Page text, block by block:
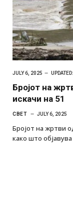
JULY 6, 2025 UPDATED:
Бројот на
искачи на 51
СВЕТ JULY 6, 2025
Бројот на жртви
како што